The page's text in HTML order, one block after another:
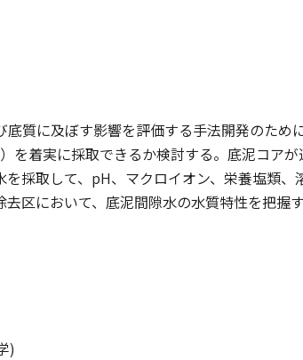
質に及ぼす影響を評価する手法開発のた
を着実に採取できるか検討する。底泥コア
採取して、pH、マクロイオン、栄養塩類
区において、底泥間隙水の水質特性を把握
)